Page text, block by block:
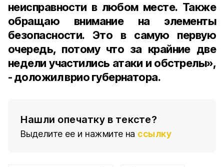
неисправности в любом месте. Также
обращаю внимание на элементы
безопасности. Это в самую первую
очередь, потому что за крайние две
недели участились атаки и обстрелы»,
- доложил врио губернатора.
Нашли опечатку в тексте?
Выделите ее и нажмите на ссылку